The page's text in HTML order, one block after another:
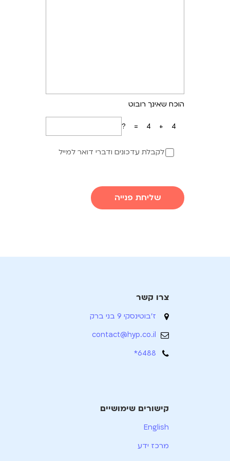
הוכח שאינך רובוט
4+4=?
לקבלת עדכונים ודברי דואר למייל
שליחת פנייה
צרו קשר
ז'בוטינסקי 9 בני ברק
contact@hyp.co.il
6488*
קישורים שימושיים
English
מרכז ידע